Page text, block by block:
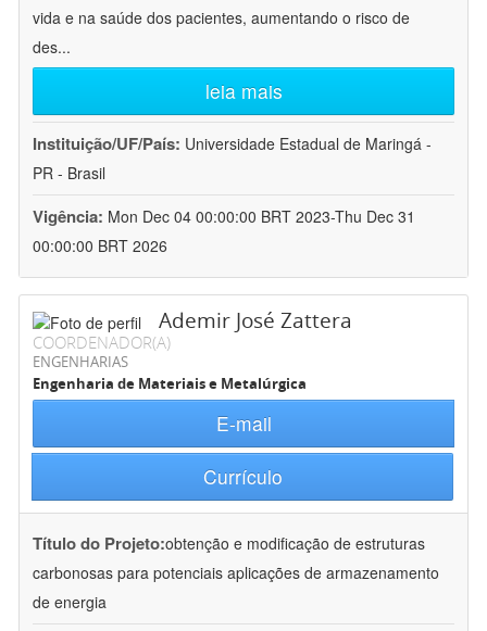
vida e na saúde dos pacientes, aumentando o risco de
des...
leia mais
Instituição/UF/País: Universidade Estadual de Maringá -
PR - Brasil
Vigência: Mon Dec 04 00:00:00 BRT 2023-Thu Dec 31
00:00:00 BRT 2026
Ademir José Zattera
COORDENADOR(A)
ENGENHARIAS
Engenharia de Materiais e Metalúrgica
E-mail
Currículo
Título do Projeto:obtenção e modificação de estruturas
carbonosas para potenciais aplicações de armazenamento
de energia